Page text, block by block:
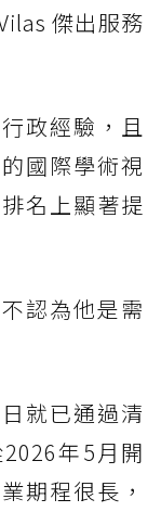
傑出服務
政經驗，且
國際學術視
名上顯著提
認為他是需
就已通過清
年5月開
期程很長，